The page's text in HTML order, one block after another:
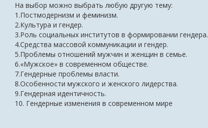
На выбор можно выбрать любую другую тему:
1.Постмодернизм и феминизм.
2.Культура и гендер.
3.Роль социальных институтов в формировании гендера.
4.Средства массовой коммуникации и гендер.
5.Проблемы отношений мужчин и женщин в семье.
6.«Мужское» в современном обществе.
7.Гендерные проблемы власти.
8.Особенности мужского и женского лидерства.
9.Гендерная идентичность.
10. Гендерные изменения в современном мире